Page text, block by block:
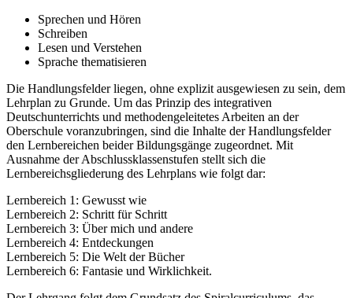
Sprechen und Hören
Schreiben
Lesen und Verstehen
Sprache thematisieren
Die Handlungsfelder liegen, ohne explizit ausgewiesen zu sein, dem
Lehrplan zu Grunde. Um das Prinzip des integrativen
Deutschunterrichts und methodengeleitetes Arbeiten an der
Oberschule voranzubringen, sind die Inhalte der Handlungsfelder
den Lernbereichen beider Bildungsgänge zugeordnet. Mit
Ausnahme der Abschlussklassenstufen stellt sich die
Lernbereichsgliederung des Lehrplans wie folgt dar:
Lernbereich 1: Gewusst wie
Lernbereich 2: Schritt für Schritt
Lernbereich 3: Über mich und andere
Lernbereich 4: Entdeckungen
Lernbereich 5: Die Welt der Bücher
Lernbereich 6: Fantasie und Wirklichkeit.